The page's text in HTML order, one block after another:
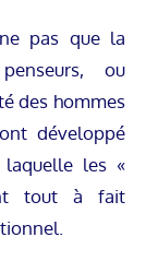
pas que la
ou
des hommes
développé
laquelle les «
tout à fait